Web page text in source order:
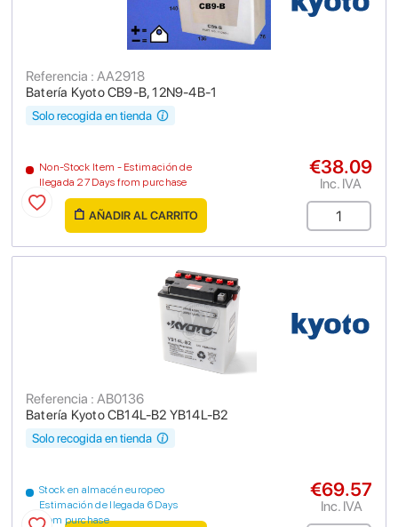
Batería Kyoto CB9-B, 12N9-4B-1
Referencia : AA2918
Non-Stock Item - Estimación de
llegada 27 Days from purchase
Solo recogida en tienda
€38.09
Inc. IVA
AÑADIR AL CARRITO
Batería Kyoto CB14L-B2 YB14L-B2
Referencia : AB0136
Stock en almacén europeo
Estimación de llegada 6 Days
from purchase
Solo recogida en tienda
€69.57
Inc. IVA